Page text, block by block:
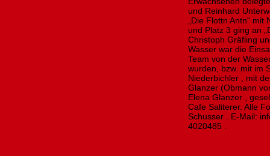
und Reinhard
„Die Flottn Antn“
und Platz 3 ging an
Christoph Gräfling
Wasser war die
Team von der
wurden, bzw. mit im
Niederbichler , mit
Glanzer (Obmann
Elena Glanzer ,
Cafe Saliterer. Alle
Schusser . E-Mail:
4020485 .